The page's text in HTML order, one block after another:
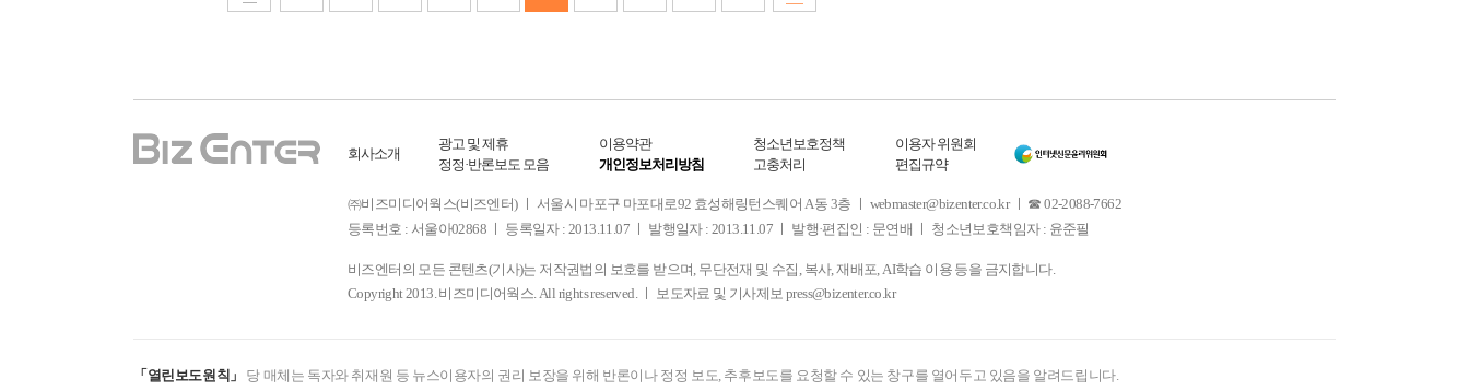
회사소개
광고 및 제휴
정정·반론보도 모음
이용약관
개인정보처리방침
청소년보호정책
고충처리
이용자 위원회
편집규약
㈜비즈미디어웍스(비즈엔터) ㅣ 서울시 마포구 마포대로92 효성해링턴스퀘어 A동 3층 ㅣ webmaster@bizenter.co.kr ㅣ ☎ 02-2088-7662
등록번호 : 서울아02868 ㅣ 등록일자 : 2013.11.07 ㅣ 발행일자 : 2013.11.07 ㅣ 발행·편집인 : 문연배 ㅣ 청소년보호책임자 : 윤준필
비즈엔터의 모든 콘텐츠(기사)는 저작권법의 보호를 받으며, 무단전재 및 수집, 복사, 재배포, AI학습 이용 등을 금지합니다.
Copyright 2013. 비즈미디어웍스. All rights reserved. ㅣ 보도자료 및 기사제보 press@bizenter.co.kr
「열린보도원칙」 당 매체는 독자와 취재원 등 뉴스이용자의 권리 보장을 위해 반론이나 정정 보도, 추후보도를 요청할 수 있는 창구를 열어두고 있음을 알려드립니다.